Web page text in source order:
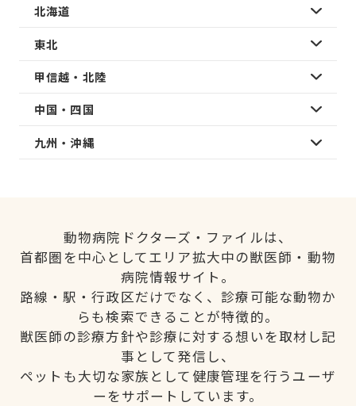
北海道
東北
甲信越・北陸
中国・四国
九州・沖縄
動物病院ドクターズ・ファイルは、
首都圏を中心としてエリア拡大中の獣医師・動物
病院情報サイト。
路線・駅・行政区だけでなく、診療可能な動物か
らも検索できることが特徴的。
獣医師の診療方針や診療に対する想いを取材し記
事として発信し、
ペットも大切な家族として健康管理を行うユーザ
ーをサポートしています。